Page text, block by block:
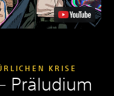
KRISE
Präludium